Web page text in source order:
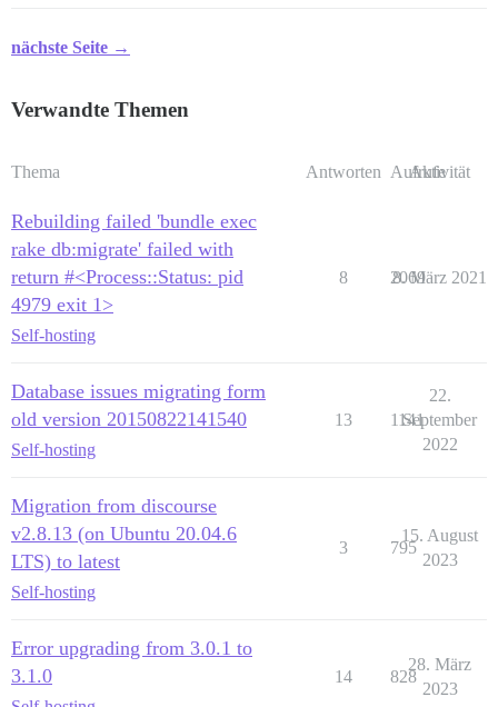
nächste Seite →
Verwandte Themen
Thema Antworten Aufrufe
Aktivität
Rebuilding failed 'bundle exec
rake db:migrate' failed with
return #<Process::Status: pid
4979 exit 1>
Self-hosting
8 2069
8. März 2021
Database issues migrating form
old version 20150822141540
Self-hosting
13 1141
22.
September
2022
Migration from discourse
v2.8.13 (on Ubuntu 20.04.6
LTS) to latest
Self-hosting
3 795
15. August
2023
Error upgrading from 3.0.1 to
3.1.0
14 828
28. März
2023